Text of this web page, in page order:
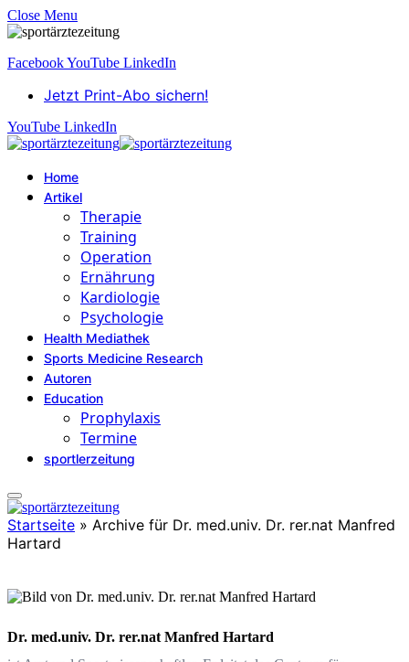
Close Menu
FacebookYouTube LinkedIn
Jetzt Print-Abo sichern!
YouTube LinkedIn
Home
Artikel
Therapie
Training
Operation
Ernährung
Kardiologie
Psychologie
Health Mediathek
Sports Medicine Research
Autoren
Education
Prophylaxis
Termine
sportlerzeitung
Startseite » Archive für Dr. med.univ. Dr. rer.nat Manfred
Hartard
Dr. med.univ. Dr. rer.nat Manfred Hartard